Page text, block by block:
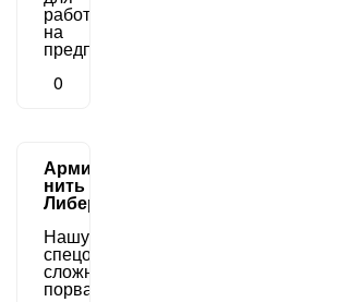
работы
на
предприятиях.
0
Армированная
нить
Либердан
Нашу
спецодежду
сложно
порвать.